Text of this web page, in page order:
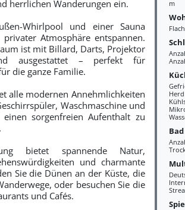
m
Herd
Bad
herrlichen Wanderungen ein.
Whirlpool und einer Sauna
Atmosphäre entspannen.
ist mit Billard, Darts, Projektor
ausgestattet – perfekt für
die ganze Familie.
alle modernen Annehmlichkeiten
Waschmaschine und
sorgenfreien Aufenthalt zu
bietet spannende Natur,
und charmante
Sie die Dünen an der Küste, die
oder besuchen Sie die
und Cafés.